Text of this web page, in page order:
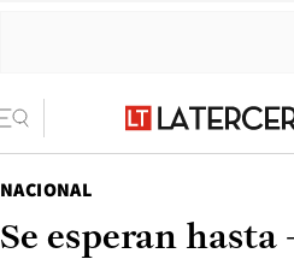
NACIONAL
Se esperan hasta